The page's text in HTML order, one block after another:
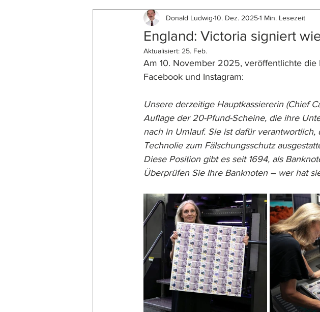
Veranstaltungen Zitate Ausstellungen
England: Victoria signiert
Donald Ludwig 10. Dez. 20251 Min. Lesezeit
Aktualisiert: 25. Feb.
Am 10. November 2025, veröffentlichte
Facebook und Instagram:
Unsere derzeitige Hauptkassiererin (Chief
Auflage der 20-Pfund-Scheine, die ihre
nach in Umlauf. Sie ist dafür
Technolie zum Fälschungsschutz
Diese Position gibt es seit 1694, als
Überprüfen Sie Ihre Banknoten – wer hat